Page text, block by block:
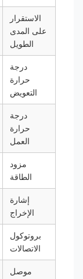
الاستقرار
على المدى
الطويل
حرارة
التعويض
حرارة
العمل
الطاقة
إشارة
الإخراج
بروتوكول
الاتصالات
موصل